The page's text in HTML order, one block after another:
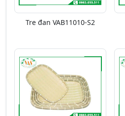
Tre đan VAB11010-S2